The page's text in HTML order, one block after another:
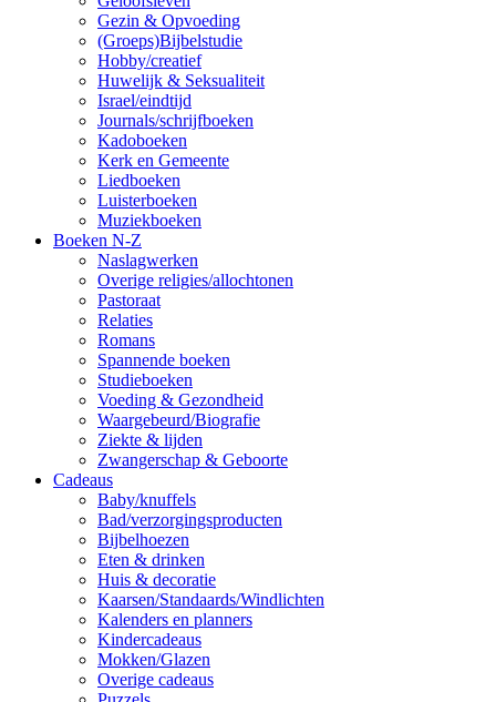
Gezin & Opvoeding
(Groeps)Bijbelstudie
Hobby/creatief
Huwelijk & Seksualiteit
Israel/eindtijd
Journals/schrijfboeken
Kadoboeken
Kerk en Gemeente
Liedboeken
Luisterboeken
Muziekboeken
Boeken N-Z
Naslagwerken
Overige religies/allochtonen
Pastoraat
Relaties
Romans
Spannende boeken
Studieboeken
Voeding & Gezondheid
Waargebeurd/Biografie
Ziekte & lijden
Zwangerschap & Geboorte
Cadeaus
Baby/knuffels
Bad/verzorgingsproducten
Bijbelhoezen
Eten & drinken
Huis & decoratie
Kaarsen/Standaards/Windlichten
Kalenders en planners
Kindercadeaus
Mokken/Glazen
Overige cadeaus